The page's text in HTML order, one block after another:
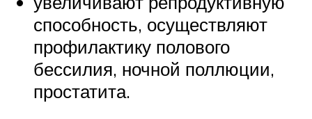
способность, осуществляют
профилактику полового
бессилия, ночной поллюции,
простатита.